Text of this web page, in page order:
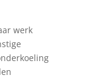
werk